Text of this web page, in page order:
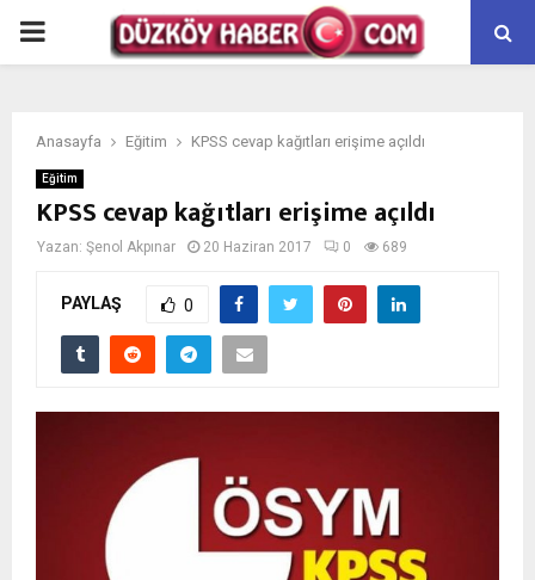
PRIMARY
Anasayfa Eğitim KPSS cevap kağıtları erişime açıldı
Eğitim
KPSS cevap kağıtları erişime açıldı
Yazan: Şenol Akpınar 20 Haziran 2017 0 689
PAYLAŞ 0